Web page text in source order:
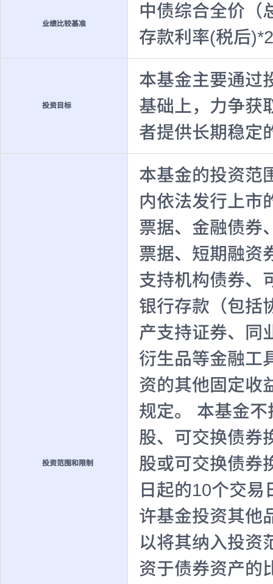
业绩比较基准
中债综合全价（
存款利率(税后
投资目标
本基金主要通过
基础上，力争获
者提供长期稳定
投资范围和限制
本基金的投资范
内依法发行上市
票据、金融债券
票据、短期融资
支持机构债券、
银行存款（包括
产支持证券、同
衍生品等金融工
资的其他固定收
规定。 本基金
股、可交换债券
股或可交换债券
日起的10个交
许基金投资其他
以将其纳入投资
资于债券资产的